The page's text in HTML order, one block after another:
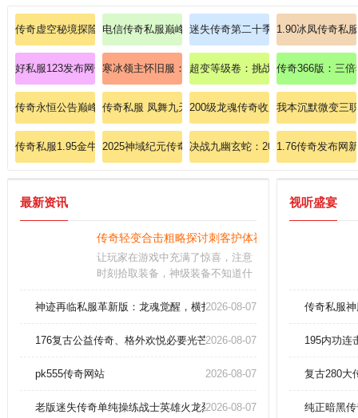
传奇虚空秘境探险团：召集巅峰战队，揭秘上古遗迹之谜
电信传奇私服巅峰装备图鉴: 零失误单刷赤月恶魔实战
迷失传奇第二十季战士如何提升烈火
1.90冰凤传奇私
好私服123发布网带ip的寒冰领主怀旧服：法师雷电术精准预判技巧三步速成
超变等级卷：挑战穷人变态秒杀传
传奇366版：三
传奇永恒公告巅峰福利集齐觉醒魂环礼包
传奇私服 凤舞九天：踏入凤舞九天的神话纪元，谱写你
200级龙魂传奇收服幽冥玄龙的独家
我本沉默微变三
传奇私服1.95金牛荣耀：传奇荣耀，金牛归来
2025神域纪元传奇横扫幽冥魔宫的终极战术手册！
决战九幽玄蛇：2024传奇私服至尊
1.76传奇发布网
最新资讯
传奇轻变合击粗略探讨刺客护体神盾
让玩家在游戏中充满了惊喜，注意
时刻拾取装备，神级装备不知道什
不要错过。深入理解游戏机制：熟
和地图等。任务完成：任务是游戏
一。
神迹再临私服革新版：龙魂觉醒，横扫幽灵船无人能挡！
2026-08-07
176复古公益传奇、格外欢悦必要光芒道袍(男)
2026-08-07
pk555传奇网站 2026-08-07
老版迷失传奇单纯操练战士英雄火龙烈焰！2026-08-07
视听盛宴
传奇私服
195内功连
复古280大
纯正暗黑